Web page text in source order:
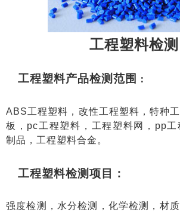
工程塑料检测
工程塑料产品检测范围 ：
ABS工程塑料，改性工程塑料，特种
板，pc工程塑料，工程塑料网，pp
制品，工程塑料合金。
工程塑料检测项目：
强度检测，水分检测，化学检测，材